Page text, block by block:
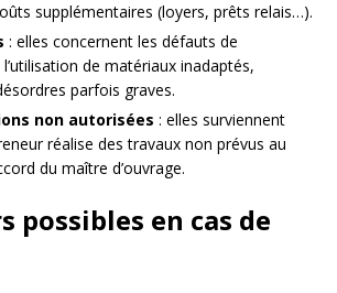
supplémentaires (loyers, prêts relais…).
: elles concernent les défauts de
de matériaux inadaptés,
parfois graves.
non autorisées : elles surviennent
réalise des travaux non prévus au
du maître d’ouvrage.
possibles en cas de